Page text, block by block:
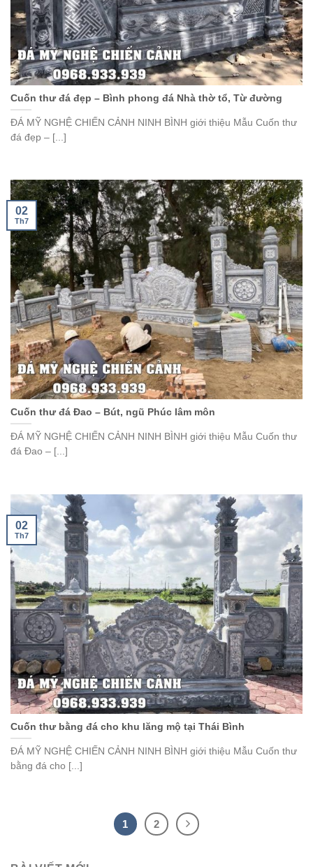
Cuốn thư đá đẹp – Bình phong đá Nhà thờ tổ, Từ đường
ĐÁ MỸ NGHỆ CHIẾN CẢNH NINH BÌNH giới thiệu Mẫu Cuốn thư
đá đẹp – [...]
Cuốn thư đá Đao – Bút, ngũ Phúc lâm môn
ĐÁ MỸ NGHỆ CHIẾN CẢNH NINH BÌNH giới thiệu Mẫu Cuốn thư
đá Đao – [...]
02
Th7
Cuốn thư bằng đá cho khu lăng mộ tại Thái Bình
ĐÁ MỸ NGHỆ CHIẾN CẢNH NINH BÌNH giới thiệu Mẫu Cuốn thư
bằng đá cho [...]
02
Th7
1 2